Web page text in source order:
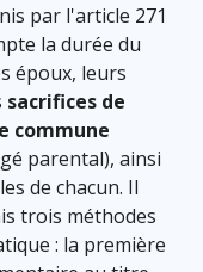
par l'article 271
la durée du
époux, leurs
sacrifices de
commune
parental), ainsi
de chacun. Il
trois méthodes
: la première